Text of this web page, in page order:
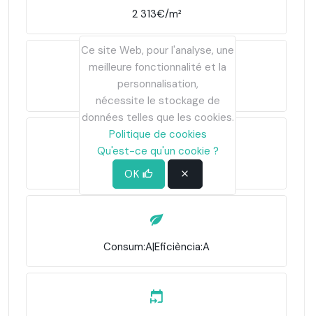
2 313€/m²
4
Consum:A|Eficiència:A
Ce site Web, pour l'analyse, une
meilleure fonctionnalité et la
personnalisation,
nécessite le stockage de
données telles que les cookies.
Politique de cookies
Qu'est-ce qu'un cookie ?
OK